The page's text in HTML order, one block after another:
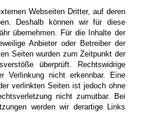
Webseiten Dritter, auf deren
Deshalb können wir für diese
übernehmen. Für die Inhalte der
Anbieter oder Betreiber der
Seiten wurden zum Zeitpunkt der
überprüft. Rechtswidrige
Verlinkung nicht erkennbar. Eine
verlinkten Seiten ist jedoch ohne
nicht zumutbar. Bei
werden wir derartige Links